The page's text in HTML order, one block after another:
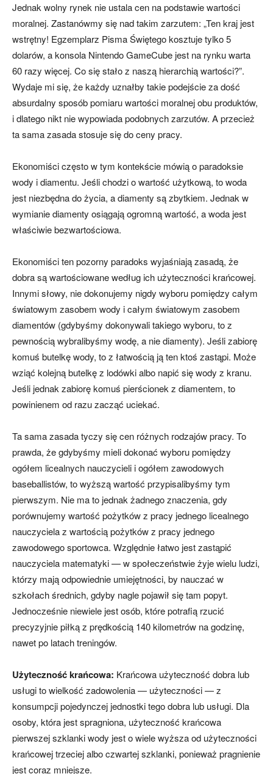
Jednak wolny rynek nie ustala cen na podstawie wartości
moralnej. Zastanówmy się nad takim zarzutem: „Ten kraj jest
wstrętny! Egzemplarz Pisma Świętego kosztuje tylko 5
dolarów, a konsola Nintendo GameCube jest na rynku warta
60 razy więcej. Co się stało z naszą hierarchią wartości?”.
Wydaje mi się, że każdy uznałby takie podejście za dość
absurdalny sposób pomiaru wartości moralnej obu produktów,
i dlatego nikt nie wypowiada podobnych zarzutów. A przecież
ta sama zasada stosuje się do ceny pracy.
Ekonomiści często w tym kontekście mówią o paradoksie
wody i diamentu. Jeśli chodzi o wartość użytkową, to woda
jest niezbędna do życia, a diamenty są zbytkiem. Jednak w
wymianie diamenty osiągają ogromną wartość, a woda jest
właściwie bezwartościowa.
Ekonomiści ten pozorny paradoks wyjaśniają zasadą, że
dobra są wartościowane według ich użyteczności krańcowej.
Innymi słowy, nie dokonujemy nigdy wyboru pomiędzy całym
światowym zasobem wody i całym światowym zasobem
diamentów (gdybyśmy dokonywali takiego wyboru, to z
pewnością wybralibyśmy wodę, a nie diamenty). Jeśli zabiorę
komuś butelkę wody, to z łatwością ją ten ktoś zastąpi. Może
wziąć kolejną butelkę z lodówki albo napić się wody z kranu.
Jeśli jednak zabiorę komuś pierścionek z diamentem, to
powinienem od razu zacząć uciekać.
Ta sama zasada tyczy się cen różnych rodzajów pracy. To
prawda, że gdybyśmy mieli dokonać wyboru pomiędzy
ogółem licealnych nauczycieli i ogółem zawodowych
baseballistów, to wyższą wartość przypisalibyśmy tym
pierwszym. Nie ma to jednak żadnego znaczenia, gdy
porównujemy wartość pożytków z pracy jednego licealnego
nauczyciela z wartością pożytków z pracy jednego
zawodowego sportowca. Względnie łatwo jest zastąpić
nauczyciela matematyki — w społeczeństwie żyje wielu ludzi,
którzy mają odpowiednie umiejętności, by nauczać w
szkołach średnich, gdyby nagle pojawił się tam popyt.
Jednocześnie niewiele jest osób, które potrafią rzucić
precyzyjnie piłką z prędkością 140 kilometrów na godzinę,
nawet po latach treningów.
Użyteczność krańcowa: Krańcowa użyteczność dobra lub
usługi to wielkość zadowolenia — użyteczności — z
konsumpcji pojedynczej jednostki tego dobra lub usługi. Dla
osoby, która jest spragniona, użyteczność krańcowa
pierwszej szklanki wody jest o wiele wyższa od użyteczności
krańcowej trzeciej albo czwartej szklanki, ponieważ pragnienie
jest coraz mniejsze.